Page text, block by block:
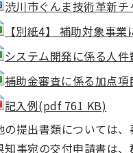
渋川市ぐんま技術革新
【別紙4】 補助対象事
システム開発に係る人
補助金審査に係る加点
記入例(pdf 761 KB)
の提出書類については、
知事宛の交付申請書は